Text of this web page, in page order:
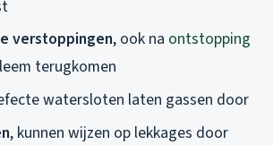
verstoppingen, ook na ontstopping
terugkomen
watersloten laten gassen door
, kunnen wijzen op lekkages door